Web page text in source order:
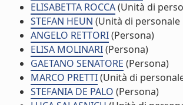
ELISABETTA ROCCA(Unità di
STEFAN HEUN (Unità di
ANGELO RETTORI(Persona)
ELISA MOLINARI(Persona)
GAETANO SENATORE (Persona)
MARCO PRETTI(Unità di
STEFANIA DE PALO (Persona)